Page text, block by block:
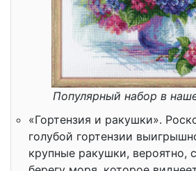
Популярный набор в
«Гортензия и ракушки».
голубой гортензии
крупные ракушки, вероятно,